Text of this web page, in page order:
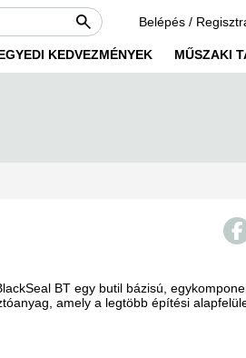
Belépés /
KEDVEZMÉNYEK MŰSZAKI
BT egy butil bázisú,
amely a legtöbb építési